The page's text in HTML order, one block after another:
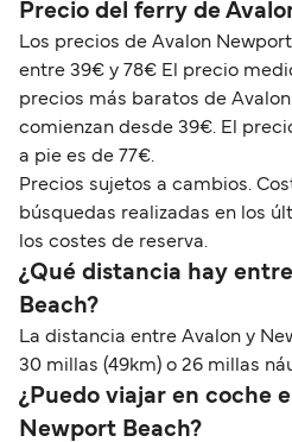
Precio del ferry de
Los precios de Avalon
entre 39€ y 78€ El precio
precios más baratos de
comienzan desde 39€. El
a pie es de 77€.
Precios sujetos a cambios.
búsquedas realizadas en los
los costes de reserva.
¿Qué distancia hay
Beach?
La distancia entre Avalon y
30 millas (49km) o 26 millas
¿Puedo viajar en coche
Newport Beach?